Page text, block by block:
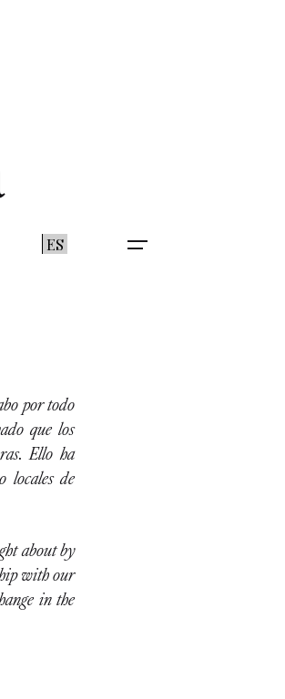
ES
por todo
que los
Ello ha
locales de
about by
with our
in the